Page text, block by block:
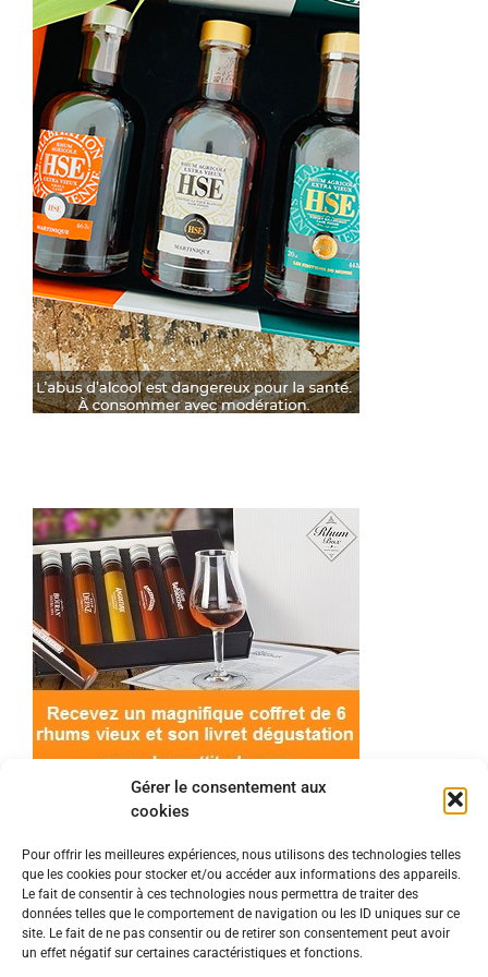
Gérer le consentement aux
cookies
Pour offrir les meilleures expériences, nous utilisons des technologies telles
que les cookies pour stocker et/ou accéder aux informations des appareils.
Le fait de consentir à ces technologies nous permettra de traiter des
données telles que le comportement de navigation ou les ID uniques sur ce
site. Le fait de ne pas consentir ou de retirer son consentement peut avoir
un effet négatif sur certaines caractéristiques et fonctions.
© 2022 Meilleur-rhum.net - Tous droits réservés
Mentions légales-Politique de cookies